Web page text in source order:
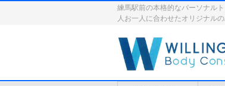
練馬駅前の本格的なパーソナル
人お一人に合わせたオリジナル